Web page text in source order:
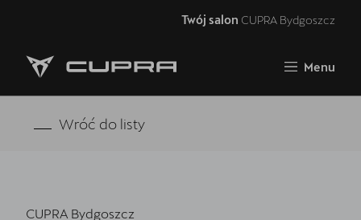
Twój salon CUPRA Bydgoszcz
Menu
Strona główna
Wróć do listy
CUPRA Bydgoszcz